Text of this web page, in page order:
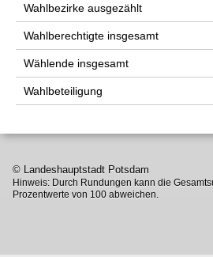
Wahlbezirke ausgezählt
Wahlberechtigte insgesamt
Wählende insgesamt
Wahlbeteiligung
© Landeshauptstadt Potsdam
Hinweis: Durch Rundungen kann die
Prozentwerte von 100 abweichen.